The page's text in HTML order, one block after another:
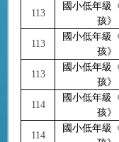
113
國小低年級
孩》
113
國小低年級
孩》
113
國小低年級
孩》
114
國小低年級
孩》
114
國小低年級